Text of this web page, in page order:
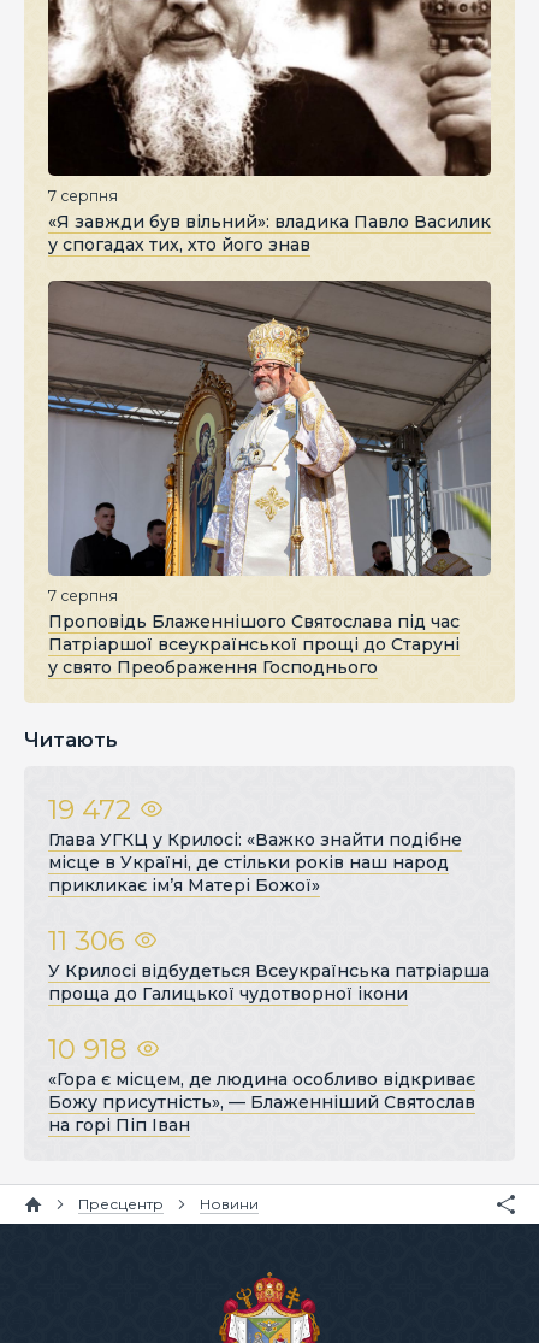
7 серпня
«Я завжди був вільний»: владика Павло Василик
у спогадах тих, хто його знав
7 серпня
Проповідь Блаженнішого Святослава під час
Патріаршої всеукраїнської прощі до Старуні
у свято Преображення Господнього
Читають
19 472
Глава УГКЦ у Крилосі: «Важко знайти подібне
місце в Україні, де стільки років наш народ
прикликає ім’я Матері Божої»
11 306
У Крилосі відбудеться Всеукраїнська патріарша
проща до Галицької чудотворної ікони
10 918
«Гора є місцем, де людина особливо відкриває
Божу присутність», — Блаженніший Святослав
на горі Піп Іван
Пресцентр Новини